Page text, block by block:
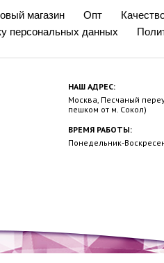
магазин Опт
персональных данных
НАШ АДРЕС:
Москва, Песчаный
пешком от м. Сокол)
ВРЕМЯ РАБОТЫ:
Понедельник-